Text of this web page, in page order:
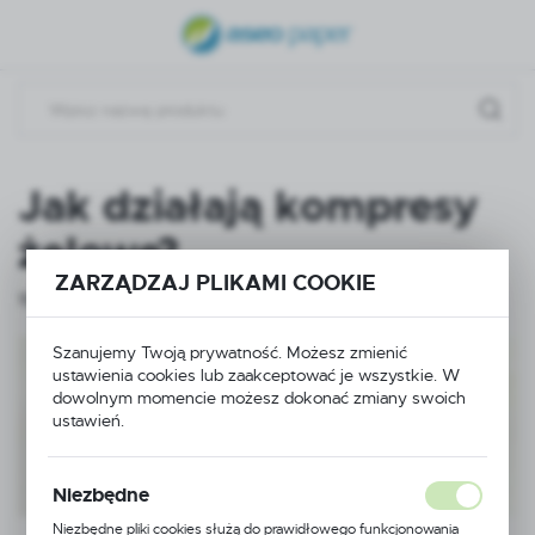
Jak działają kompresy
żelowe?
ZARZĄDZAJ PLIKAMI COOKIE
Szanujemy Twoją prywatność. Możesz zmienić
ustawienia cookies lub zaakceptować je wszystkie. W
dowolnym momencie możesz dokonać zmiany swoich
ustawień.
Niezbędne
Niezbędne pliki cookies służą do prawidłowego funkcjonowania
USTAWIENIA REGIONALNE
Język
polski
Polski złoty (PLN)
ZAPISZ